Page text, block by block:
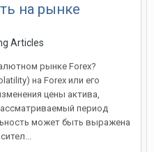
на рынке
Articles
рынке Forex?
на Forex или его
цены актива,
период
может быть выражена